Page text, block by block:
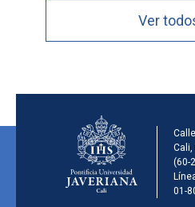
Ver
Cali,
(60-
01-